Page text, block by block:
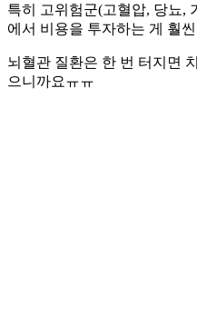
특히 고위험군(고혈압, 당뇨,
에서 비용을 투자하는 게 훨
뇌혈관 질환은 한 번 터지면
으니까요ㅠㅠ